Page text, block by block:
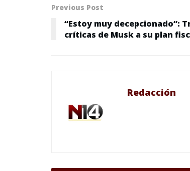
Previous Post
“Estoy muy decepcionado”:
críticas de Musk a su plan
Redacción